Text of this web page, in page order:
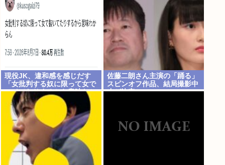
現役JK、違和感を感じだす
「女批判する奴に限って女で
ヌイてたりするから意味わか
らなくなってきた 」
佐藤二朗さん主演の「踊る」
スピンオフ作品、結局撮影中
止が決定www